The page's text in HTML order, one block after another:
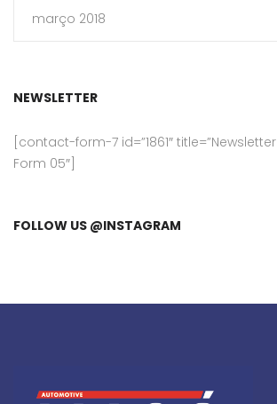
março 2018
NEWSLETTER
[contact-form-7 id=”1861″ title=”Newsletter
Form 05″]
FOLLOW US @INSTAGRAM